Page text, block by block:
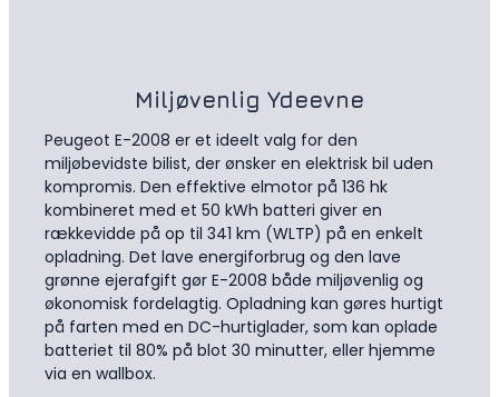
Miljøvenlig Ydeevne
Peugeot E-2008 er et ideelt valg for den
miljøbevidste bilist, der ønsker en elektrisk bil uden
kompromis. Den effektive elmotor på 136 hk
kombineret med et 50 kWh batteri giver en
rækkevidde på op til 341 km (WLTP) på en enkelt
opladning. Det lave energiforbrug og den lave
grønne ejerafgift gør E-2008 både miljøvenlig og
økonomisk fordelagtig. Opladning kan gøres hurtigt
på farten med en DC-hurtiglader, som kan oplade
batteriet til 80% på blot 30 minutter, eller hjemme
via en wallbox.